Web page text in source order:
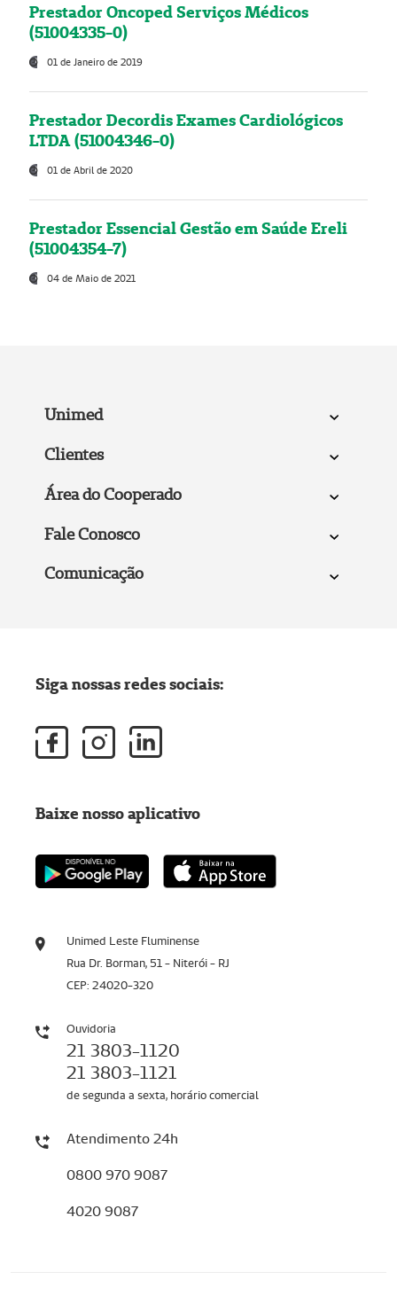
Prestador Oncoped Serviços Médicos
(51004335-0)
01 de Janeiro de 2019
Prestador Decordis Exames Cardiológicos
LTDA (51004346-0)
01 de Abril de 2020
Prestador Essencial Gestão em Saúde Ereli
(51004354-7)
04 de Maio de 2021
Unimed
Clientes
Área do Cooperado
Fale Conosco
Comunicação
Unimed Leste Fluminense
Rua Dr. Borman, 51 - Niterói - RJ
CEP: 24020-320
Ouvidoria
21 3803-1120
21 3803-1121
de segunda a sexta, horário comercial
Atendimento 24h
0800 970 9087
4020 9087
Siga nossas redes sociais:
Baixe nosso aplicativo